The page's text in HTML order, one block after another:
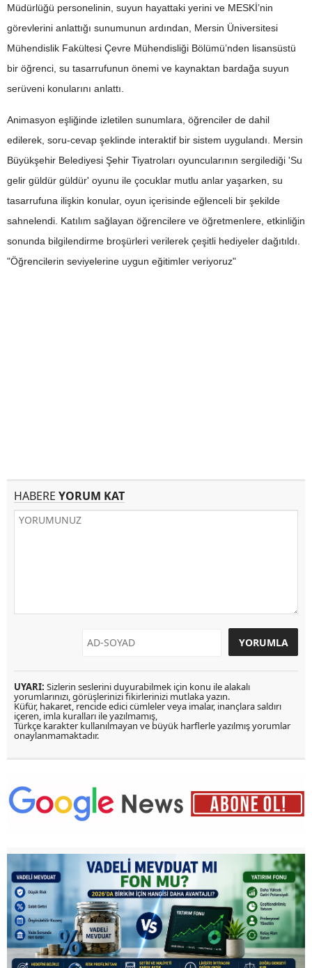
Müdürlüğü personelinin, suyun hayattaki yerini ve MESKİ’nin
görevlerini anlattığı sunumunun ardından, Mersin Üniversitesi
Mühendislik Fakültesi Çevre Mühendisliği Bölümü’nden lisansüstü
bir öğrenci, su tasarrufunun önemi ve kaynaktan bardağa suyun
serüveni konularını anlattı.
Animasyon eşliğinde izletilen sunumlara, öğrenciler de dahil
edilerek, soru-cevap şeklinde interaktif bir sistem uygulandı. Mersin
Büyükşehir Belediyesi Şehir Tiyatroları oyuncularının sergilediği 'Su
gelir güldür güldür' oyunu ile çocuklar mutlu anlar yaşarken, su
tasarrufuna ilişkin konular, oyun içerisinde eğlenceli bir şekilde
sahnelendi. Katılım sağlayan öğrencilere ve öğretmenlere, etkinliğin
sonunda bilgilendirme broşürleri verilerek çeşitli hediyeler dağıtıldı.
"Öğrencilerin seviyelerine uygun eğitimler veriyoruz"
HABERE YORUM KAT
UYARI: Sizlerin seslerini duyurabilmek için konu ile alakalı
yorumlarınızı, görüşlerinizi fikirlerinizi mutlaka yazın.
Küfür, hakaret, rencide edici cümleler veya imalar, inançlara saldırı
içeren, imla kuralları ile yazılmamış,
Türkçe karakter kullanılmayan ve büyük harflerle yazılmış yorumlar
onaylanmamaktadır.